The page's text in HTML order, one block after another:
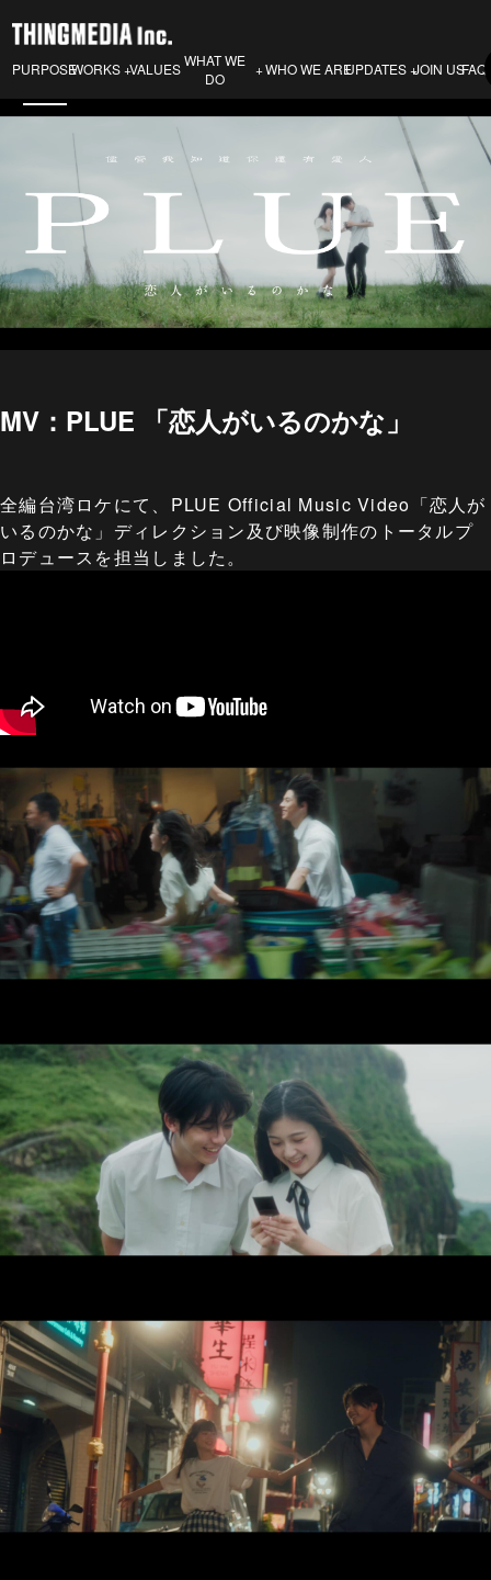
PURPOSEWORKS VALUES WHAT WE
DO
WHO WE AREUPDATES JOIN USFAQ
MV：PLUE 「恋人がいるのかな」
全編台湾ロケにて、PLUE Official Music Video「恋人が
いるのかな」ディレクション及び映像制作のトータルプ
ロデュースを担当しました。